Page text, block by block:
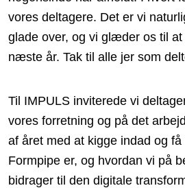
vores deltagere. Det er vi
glade over, og vi glæder os til at
næste år. Tak til alle jer som
Til IMPULS inviterede vi
vores forretning og på det
af året med at kigge indad og
Formpipe er, og hvordan vi på
bidrager til den digitale